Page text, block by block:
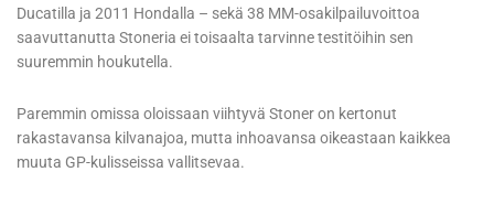
Ducatilla ja 2011 Hondalla – sekä 38 MM-osakilpailuvoittoa
saavuttanutta Stoneria ei toisaalta tarvinne testitöihin sen
suuremmin houkutella.
Paremmin omissa oloissaan viihtyvä Stoner on kertonut
rakastavansa kilvanajoa, mutta inhoavansa oikeastaan kaikkea
muuta GP-kulisseissa vallitsevaa.